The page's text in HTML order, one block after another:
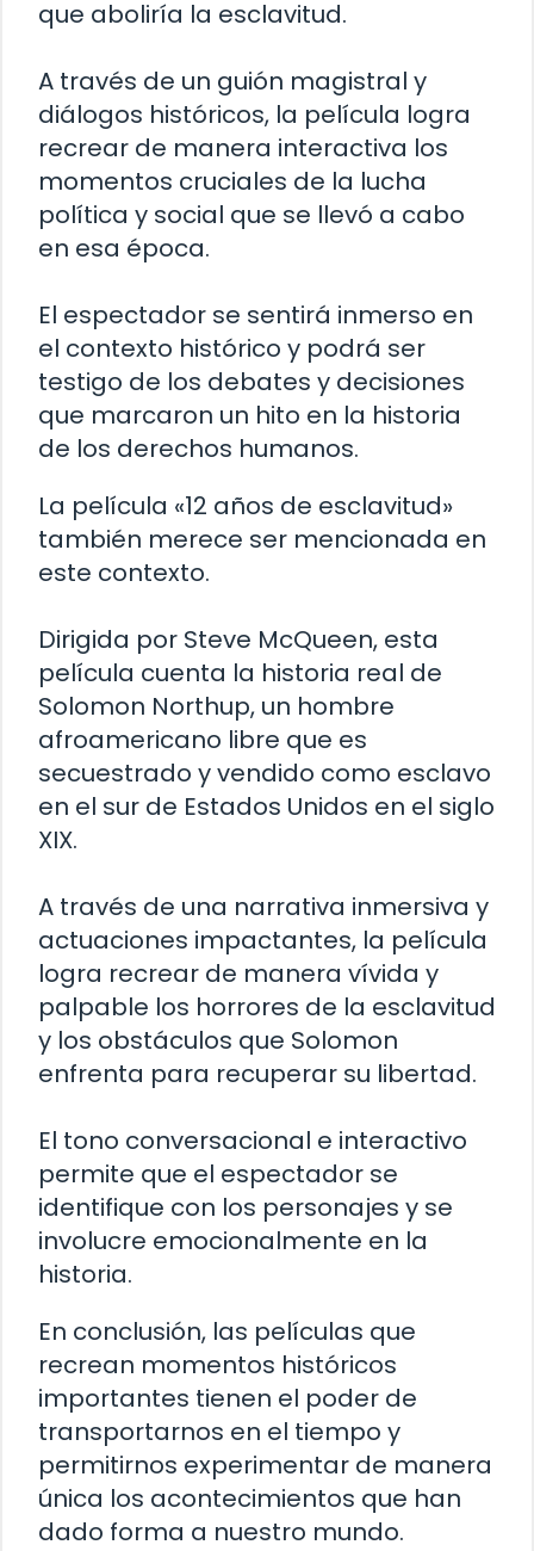
que aboliría la esclavitud.
A través de un guión magistral y
diálogos históricos, la película logra
recrear de manera interactiva los
momentos cruciales de la lucha
política y social que se llevó a cabo
en esa época.
El espectador se sentirá inmerso en
el contexto histórico y podrá ser
testigo de los debates y decisiones
que marcaron un hito en la historia
de los derechos humanos.
La película «12 años de esclavitud»
también merece ser mencionada en
este contexto.
Dirigida por Steve McQueen, esta
película cuenta la historia real de
Solomon Northup, un hombre
afroamericano libre que es
secuestrado y vendido como esclavo
en el sur de Estados Unidos en el siglo
XIX.
A través de una narrativa inmersiva y
actuaciones impactantes, la película
logra recrear de manera vívida y
palpable los horrores de la esclavitud
y los obstáculos que Solomon
enfrenta para recuperar su libertad.
El tono conversacional e interactivo
permite que el espectador se
identifique con los personajes y se
involucre emocionalmente en la
historia.
En conclusión, las películas que
recrean momentos históricos
importantes tienen el poder de
transportarnos en el tiempo y
permitirnos experimentar de manera
única los acontecimientos que han
dado forma a nuestro mundo.